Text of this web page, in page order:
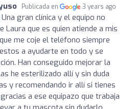
Publicada en 3 years ago
Una gran clínica y el equipo no
Laura que es quien atiende a mis
me coje el teléfono siempre
a ayudarte en todo y se
Han conseguido mejorar la
he esterilizado allí y sin duda
y recomendando ir allí si tienes
a ese equipazo que trabaja